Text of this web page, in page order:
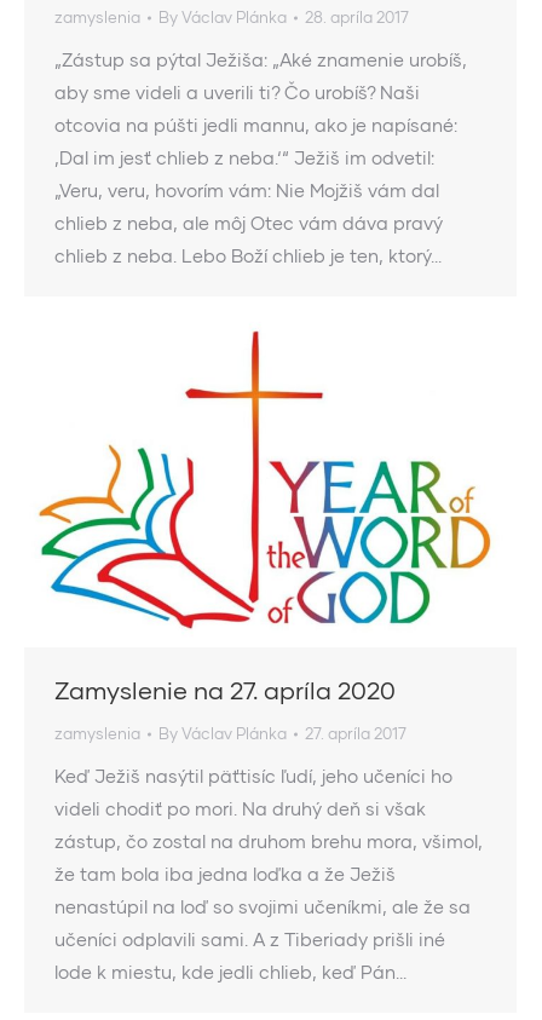
zamyslenia ByVáclav Plánka 28. apríla 2017
„Zástup sa pýtal Ježiša: „Aké znamenie urobíš,
aby sme videli a uverili ti? Čo urobíš? Naši
otcovia na púšti jedli mannu, ako je napísané:
‚Dal im jesť chlieb z neba.‘“ Ježiš im odvetil:
„Veru, veru, hovorím vám: Nie Mojžiš vám dal
chlieb z neba, ale môj Otec vám dáva pravý
chlieb z neba. Lebo Boží chlieb je ten, ktorý…
Zamyslenie na 27. apríla 2020
zamyslenia ByVáclav Plánka 27. apríla 2017
Keď Ježiš nasýtil päťtisíc ľudí, jeho učeníci ho
videli chodiť po mori. Na druhý deň si však
zástup, čo zostal na druhom brehu mora, všimol,
že tam bola iba jedna loďka a že Ježiš
nenastúpil na loď so svojimi učeníkmi, ale že sa
učeníci odplavili sami. A z Tiberiady prišli iné
lode k miestu, kde jedli chlieb, keď Pán…